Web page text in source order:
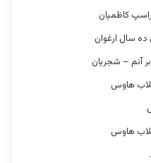
کاظمیان
سال ارغوان
آنم – شجریان
هاوس
هاوس